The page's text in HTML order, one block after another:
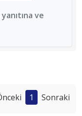
ve
1 Sonraki